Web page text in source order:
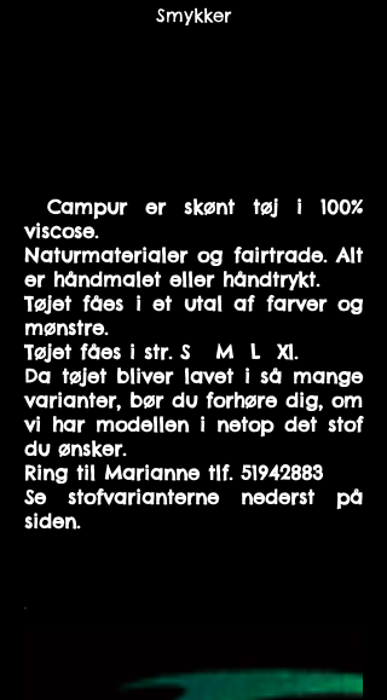
Smykker
Campur er skønt tøj i 100%
viscose.
Naturmaterialer og fairtrade. Alt
er håndmalet eller håndtrykt.
Tøjet fåes i et utal af farver og
mønstre.
Tøjet fåes i str. S M L Xl.
Da tøjet bliver lavet i så mange
varianter, bør du forhøre dig, om
vi har modellen i netop det stof
du ønsker.
Ring til Marianne tlf. 51942883
Se stofvarianterne nederst på
siden.